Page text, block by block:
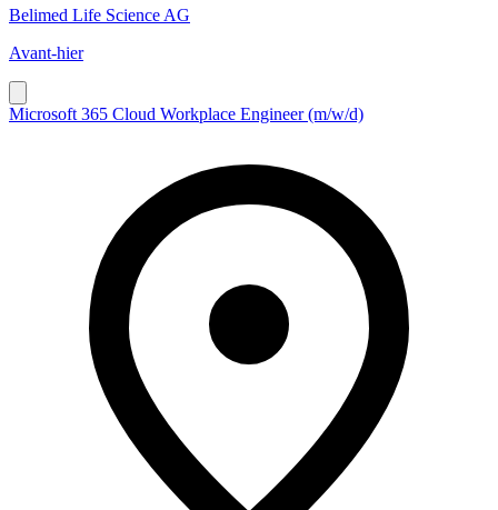
Belimed Life Science AG
Avant-hier
Microsoft 365 Cloud Workplace Engineer (m/w/d)